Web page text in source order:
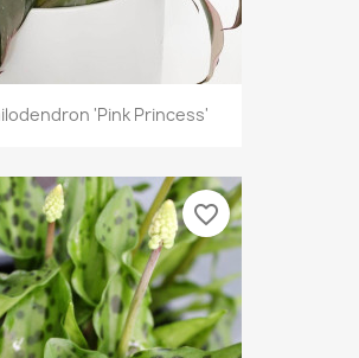
'Pink Princess'
favorite_border